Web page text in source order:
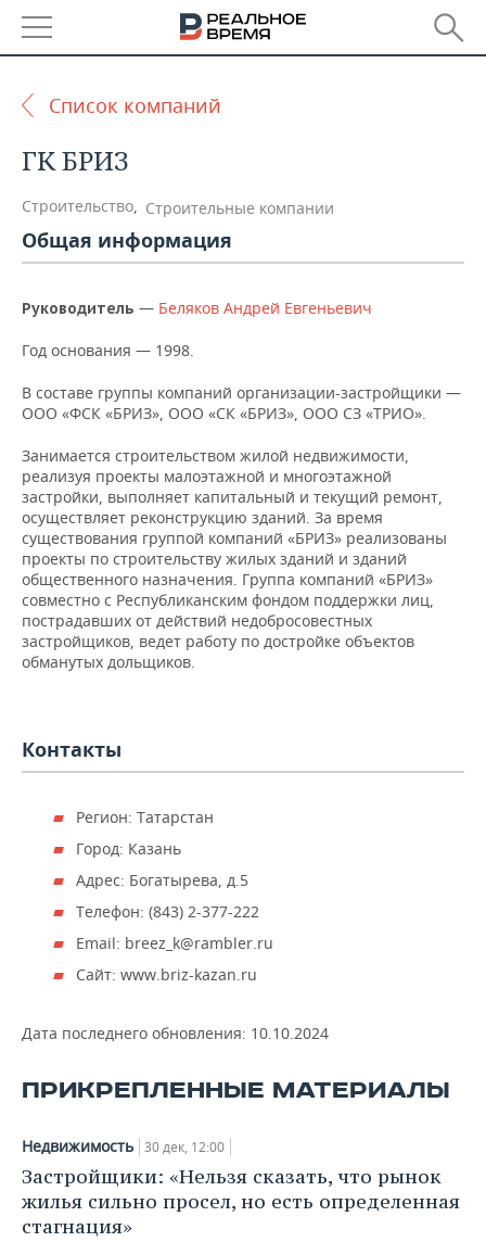
ТАТАРСТАН
УДМУРТИЯ
НОВОСТИ АНАЛИТИКИ
КОМУ ПРИНАДЛЕЖАТ
ТАТАРСТАНА
ЭКОНОМИКА
ИНВЕСТИЦИИ
ПРОМЫШЛЕННОСТИ
АГРОПРОМ
НЕФТЕХИМИЯ
НЕФТЬ
ОПК
ЭНЕРГЕТИКА
НОВОСТИ АВТО
НОВОСТИ БИЗНЕСА
РОЗНИЧНАЯ ТОРГОВЛЯ
ТРАНСПОРТ
УСЛУГИ
ТЕХНОЛОГИИ
НОВОСТИ ТЕХНОЛОГИЙ
IT
МЕДИА
ТЕЛЕКОММУНИКАЦИИ
МЕРОПРИЯТИЯ
НОВОСТИ МЕРОПРИЯТИЙ
ВЫЕЗДНАЯ РЕДАКЦИЯ
БИЗНЕС-БРАНЧИ
ОТКРЫТАЯ ЛЕКЦИЯ
СПОРТ
НОВОСТИ СПОРТА
ФУТБОЛ
БАСКЕТБОЛ
ВОЛЕЙБОЛ
КИБЕРСПОРТ
ФИГУРНОЕ КАТАНИЕ
ВОДНЫЕ ВИДЫ СПОРТА
ХОККЕЙ С МЯЧОМ
ОБЩЕСТВО
НОВОСТИ ОБЩЕСТВА
ИНФРАСТРУКТУРА
ИСТОРИЯ
КУЛЬТУРА
МЕДИЦИНА
ОБРАЗОВАНИЕ
ПРОИСШЕСТВИЯ
ФОТОГАЛЕРЕЯ
СПРАВОЧНИК
СПИСОК ПЕРСОН
СПИСОК КОМПАНИЙ
ПОЛНАЯ ВЕРСИЯ
Список компаний
ГК БРИЗ
Строительство, Строительные компании
Общая информация
Руководитель — Беляков Андрей Евгеньевич
Год основания — 1998.
В составе группы компаний организации-застройщики —
ООО «ФСК «БРИЗ», ООО «СК «БРИЗ», ООО СЗ «ТРИО».
Занимается строительством жилой недвижимости,
реализуя проекты малоэтажной и многоэтажной
застройки, выполняет капитальный и текущий ремонт,
осуществляет реконструкцию зданий. За время
существования группой компаний «БРИЗ» реализованы
проекты по строительству жилых зданий и зданий
общественного назначения. Группа компаний «БРИЗ»
совместно с Республиканским фондом поддержки лиц,
пострадавших от действий недобросовестных
застройщиков, ведет работу по достройке объектов
обманутых дольщиков.
Контакты
Регион: Татарстан
Город: Казань
Адрес: Богатырева, д.5
Телефон: (843) 2-377-222
Email: breez_k @ rambler.ru
Сайт: www.briz-kazan.ru
Дата последнего обновления: 10.10.2024
ПРИКРЕПЛЕННЫЕ МАТЕРИАЛЫ
Недвижимость 30 дек, 12:00
Застройщики: «Нельзя сказать, что рынок
жилья сильно просел, но есть определенная
стагнация»